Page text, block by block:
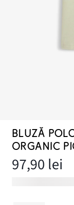
BLUZĂ
ORGANIC
97,90 lei